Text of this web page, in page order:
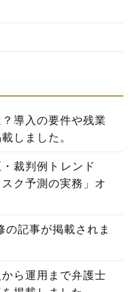
導入の要件や残業
しました。
裁判例トレンド
ク予測の実務」オ
記事が掲載されま
ら運用まで弁護士